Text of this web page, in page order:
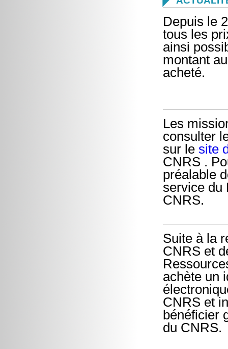
Depuis le
tous les
ainsi
montant
acheté.
Les
consulter
sur le site
CNRS .
préalable
service du
CNRS.
Suite à la
CNRS et
achète un
CNRS et
bénéficier
du CNRS.